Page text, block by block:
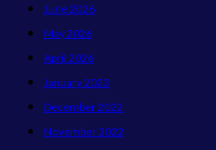
June 2026
May 2026
April 2026
January 2023
December 2022
November 2022